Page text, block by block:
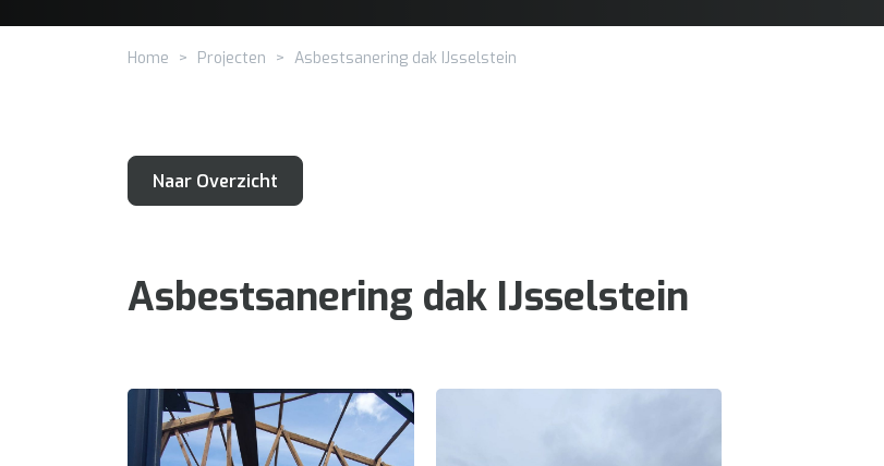
Home > Projecten > Asbestsanering dak IJsselstein
Naar Overzicht
Asbestsanering dak IJsselstein